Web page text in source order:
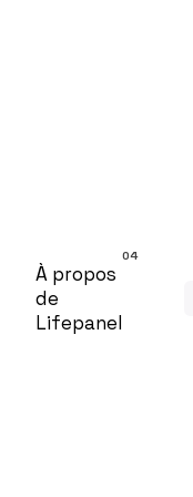
À propos
de
Lifepanel